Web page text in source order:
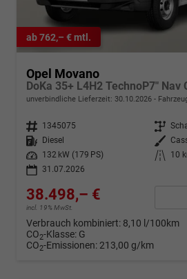
ab 762,– € mtl.
Opel Movano
DoKa 35+ L4H2 TechnoP7" Nav
unverbindliche Lieferzeit: 30.10.2026
Fahrzeugnr. 1345075 Getriebe
Kraftstoff
Diesel Außenfarbe
Leistung
132 kW (179 PS) Kilometerstand
10
31.07.2026
38.498,– €
incl. 19% MwSt.
Verbrauch kombiniert: 8,10 l/100km
CO2-Klasse: G
CO2-Emissionen: 213,00 g/km